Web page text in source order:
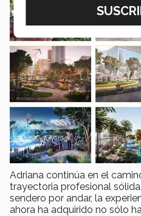
Adriana continúa en el
trayectoria profesional
sendero por andar, la
ahora ha adquirido no sólo